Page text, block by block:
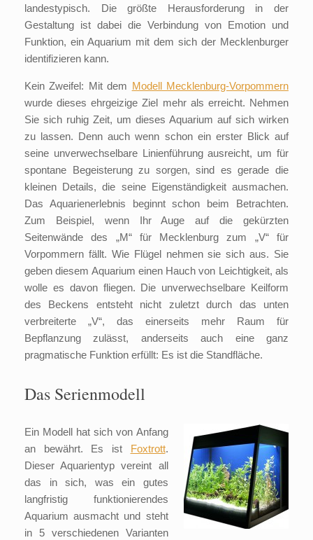
landestypisch. Die größte Herausforderung in der
Gestaltung ist dabei die Verbindung von Emotion und
Funktion, ein Aquarium mit dem sich der Mecklenburger
identifizieren kann.
Kein Zweifel: Mit dem Modell Mecklenburg-Vorpommern
wurde dieses ehrgeizige Ziel mehr als erreicht. Nehmen
Sie sich ruhig Zeit, um dieses Aquarium auf sich wirken
zu lassen. Denn auch wenn schon ein erster Blick auf
seine unverwechselbare Linienführung ausreicht, um für
spontane Begeisterung zu sorgen, sind es gerade die
kleinen Details, die seine Eigenständigkeit ausmachen.
Das Aquarienerlebnis beginnt schon beim Betrachten.
Zum Beispiel, wenn Ihr Auge auf die gekürzten
Seitenwände des „M“ für Mecklenburg zum „V“ für
Vorpommern fällt. Wie Flügel nehmen sie sich aus. Sie
geben diesem Aquarium einen Hauch von Leichtigkeit, als
wolle es davon fliegen. Die unverwechselbare Keilform
des Beckens entsteht nicht zuletzt durch das unten
verbreiterte „V“, das einerseits mehr Raum für
Bepflanzung zulässt, anderseits auch eine ganz
pragmatische Funktion erfüllt: Es ist die Standfläche.
Das Serienmodell
Ein Modell hat sich von Anfang
an bewährt. Es ist Foxtrott.
Dieser Aquarientyp vereint all
das in sich, was ein gutes
langfristig funktionierendes
Aquarium ausmacht und steht
in 5 verschiedenen Varianten